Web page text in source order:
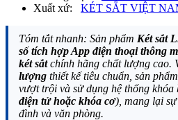
Xuất xứ: KÉT SẮT VIỆT
Tóm tắt nhanh: Sản phẩm Két sắt
số tích hợp App điện thoại thông
két sắtchính hãng chất lượng cao.
lượng thiết kế tiêu chuẩn, sản
vượt trội và sử dụng hệ thống khóa
điện tử hoặc khóa cơ), mang lại
đình và văn phòng.